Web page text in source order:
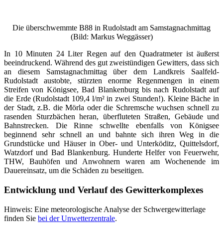
Die überschwemmte B88 in Rudolstadt am Samstagnachmittag
(Bild: Markus Weggässer)
In 10 Minuten 24 Liter Regen auf den Quadratmeter ist äußerst
beeindruckend. Während des gut zweistündigen Gewitters, dass sich
an diesem Samstagnachmittag über dem Landkreis Saalfeld-
Rudolstadt austobte, stürzten enorme Regenmengen in einem
Streifen von Königsee, Bad Blankenburg bis nach Rudolstadt auf
die Erde (Rudolstadt 109,4 l/m² in zwei Stunden!). Kleine Bäche in
der Stadt, z.B. die Mörla oder die Schremsche wuchsen schnell zu
rasenden Sturzbächen heran, überfluteten Straßen, Gebäude und
Bahnstrecken. Die Rinne schwellte ebenfalls von Königsee
beginnend sehr schnell an und bahnte sich ihren Weg in die
Grundstücke und Häuser in Ober- und Unterköditz, Quittelsdorf,
Watzdorf und Bad Blankenburg. Hunderte Helfer von Feuerwehr,
THW, Bauhöfen und Anwohnern waren am Wochenende im
Dauereinsatz, um die Schäden zu beseitigen.
Entwicklung und Verlauf des Gewitterkomplexes
Hinweis: Eine meteorologische Analyse der Schwergewitterlage
finden Sie bei der Unwetterzentrale.